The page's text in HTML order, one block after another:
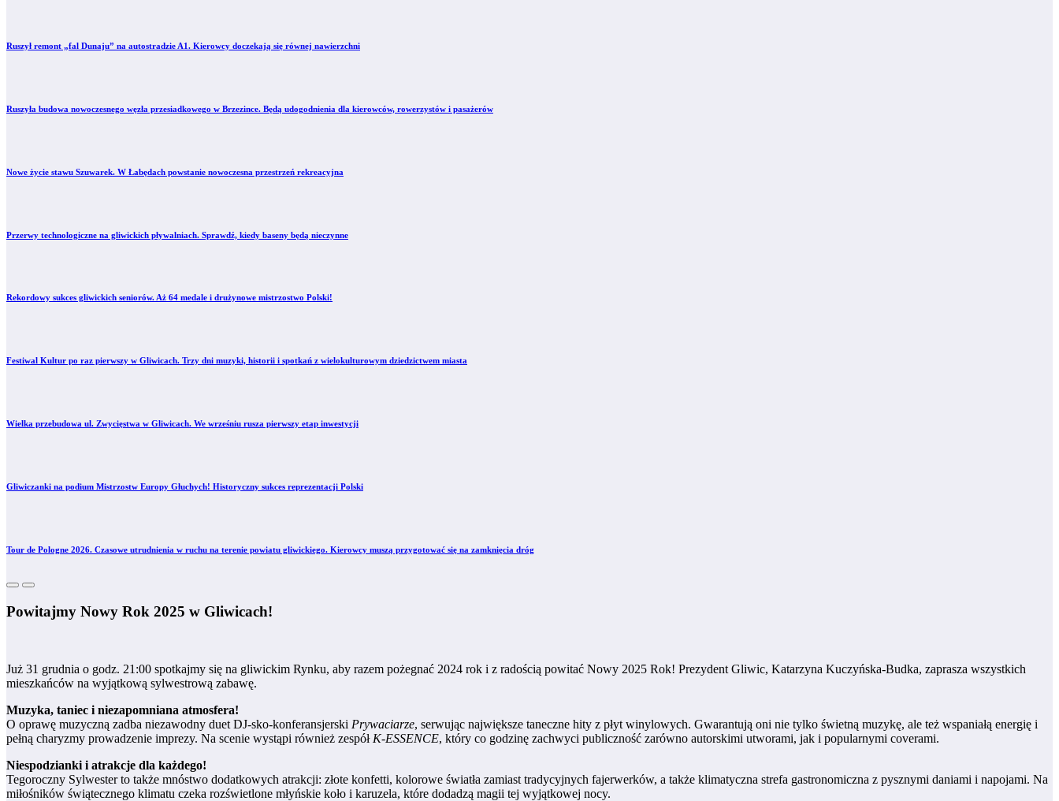
Ruszył remont „fal Dunaju” na autostradzie A1. Kierowcy doczekają się równej nawierzchni
Ruszyła budowa nowoczesnego węzła przesiadkowego w Brzezince. Będą udogodnienia dla kierowców, rowerzystów i pasażerów
Nowe życie stawu Szuwarek. W Łabędach powstanie nowoczesna przestrzeń rekreacyjna
Przerwy technologiczne na gliwickich pływalniach. Sprawdź, kiedy baseny będą nieczynne
Rekordowy sukces gliwickich seniorów. Aż 64 medale i drużynowe mistrzostwo Polski!
Festiwal Kultur po raz pierwszy w Gliwicach. Trzy dni muzyki, historii i spotkań z wielokulturowym dziedzictwem miasta
Wielka przebudowa ul. Zwycięstwa w Gliwicach. We wrześniu rusza pierwszy etap inwestycji
Gliwiczanki na podium Mistrzostw Europy Głuchych! Historyczny sukces reprezentacji Polski
Tour de Pologne 2026. Czasowe utrudnienia w ruchu na terenie powiatu gliwickiego. Kierowcy muszą przygotować się na zamknięcia dróg
Powitajmy Nowy Rok 2025 w Gliwicach!
Już 31 grudnia o godz. 21:00 spotkajmy się na gliwickim Rynku, aby razem pożegnać 2024 rok i z radością powitać Nowy 2025 Rok! Prezydent Gliwic, Katarzyna Kuczyńska-Budka, zaprasza wszystkich
mieszkańców na wyjątkową sylwestrową zabawę.
Muzyka, taniec i niezapomniana atmosfera!
O oprawę muzyczną zadba niezawodny duet DJ-sko-konferansjerski Prywaciarze, serwując największe taneczne hity z płyt winylowych. Gwarantują oni nie tylko świetną muzykę, ale też wspaniałą energię i
pełną charyzmy prowadzenie imprezy. Na scenie wystąpi również zespół K-ESSENCE, który co godzinę zachwyci publiczność zarówno autorskimi utworami, jak i popularnymi coverami.
Niespodzianki i atrakcje dla każdego!
Tegoroczny Sylwester to także mnóstwo dodatkowych atrakcji: złote konfetti, kolorowe światła zamiast tradycyjnych fajerwerków, a także klimatyczna strefa gastronomiczna z pysznymi daniami i napojami. Na
miłośników świątecznego klimatu czeka rozświetlone młyńskie koło i karuzela, które dodadzą magii tej wyjątkowej nocy.